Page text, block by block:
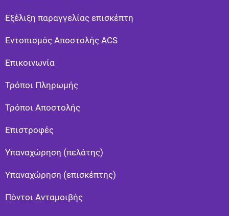
Εξέλιξη παραγγελίας επισκέπτη
Εντοπισμός Αποστολής ACS
Επικοινωνία
Τρόποι Πληρωμής
Τρόποι Αποστολής
Eπιστροφές
Υπαναχώρηση (πελάτης)
Υπαναχώρηση (επισκέπτης)
Πόντοι Ανταμοιβής